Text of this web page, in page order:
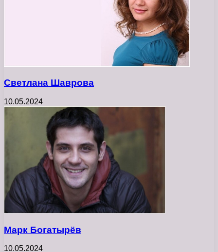
Светлана Шаврова
10.05.2024
Марк Богатырёв
10.05.2024